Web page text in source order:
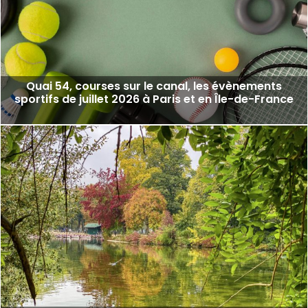
Quai 54, courses sur le canal, les évènements
sportifs de juillet 2026 à Paris et en Île-de-France